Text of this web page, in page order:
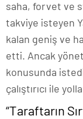
saha, forvet ve
takviye isteyen
kalan geniş ve
etti. Ancak
konusunda
çalıştırıcı ile
“Taraftarın